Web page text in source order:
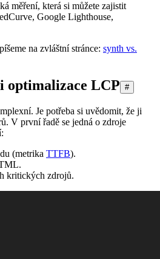
měření, která si můžete zajistit
Google Lighthouse,
na zvláštní stránce: synth vs.
optimalizace LCP #
Je potřeba si uvědomit, že ji
V první řadě se jedná o zdroje
(metrika TTFB).
kritických zdrojů.